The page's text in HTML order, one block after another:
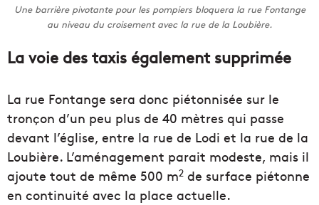
Une barrière pivotante pour les pompiers bloquera la rue Fontange
au niveau du croisement avec la rue de la Loubière.
La voie des taxis également supprimée
La rue Fontange sera donc piétonnisée sur le
tronçon d’un peu plus de 40 mètres qui passe
devant l’église, entre la rue de Lodi et la rue de la
Loubière. L’aménagement parait modeste, mais il
ajoute tout de même 500 m2 de surface piétonne
en continuité avec la place actuelle.